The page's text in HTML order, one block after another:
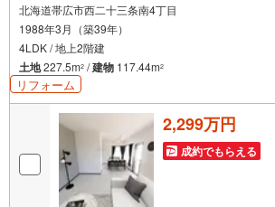
北海道帯広市西二十三条南4丁目
1988年3月（築39年）
4LDK / 地上2階建
土地227.5m2 /建物 117.44m2
リフォーム
2,299万円
成約でもらえる